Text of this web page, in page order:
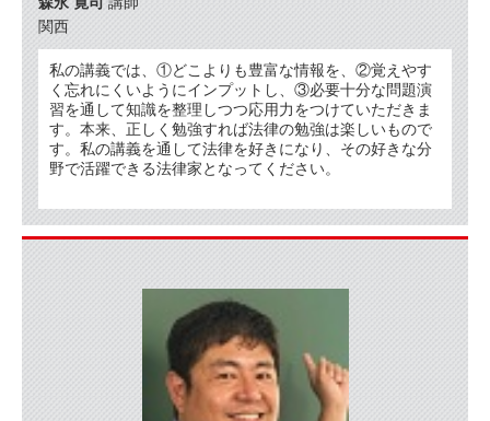
関西
私の講義では、①どこよりも豊富な情報を、②覚えやす
く忘れにくいようにインプットし、③必要十分な問題演
習を通して知識を整理しつつ応用力をつけていただきま
す。本来、正しく勉強すれば法律の勉強は楽しいもので
す。私の講義を通して法律を好きになり、その好きな分
野で活躍できる法律家となってください。